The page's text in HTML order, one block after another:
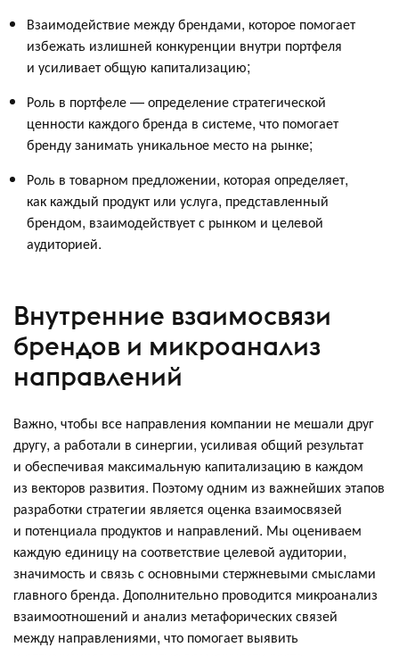
Взаимодействие между брендами, которое помогает
избежать излишней конкуренции внутри портфеля
и усиливает общую капитализацию;
Роль в портфеле — определение стратегической
ценности каждого бренда в системе, что помогает
бренду занимать уникальное место на рынке;
Роль в товарном предложении, которая определяет,
как каждый продукт или услуга, представленный
брендом, взаимодействует с рынком и целевой
аудиторией.
Внутренние взаимосвязи
брендов и микроанализ
направлений
Важно, чтобы все направления компании не мешали друг
другу, а работали в синергии, усиливая общий результат
и обеспечивая максимальную капитализацию в каждом
из векторов развития. Поэтому одним из важнейших этапов
разработки стратегии является оценка взаимосвязей
и потенциала продуктов и направлений. Мы оцениваем
каждую единицу на соответствие целевой аудитории,
значимость и связь с основными стержневыми смыслами
главного бренда. Дополнительно проводится микроанализ
взаимоотношений и анализ метафорических связей
между направлениями, что помогает выявить